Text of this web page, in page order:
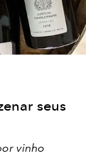
seus
vinho